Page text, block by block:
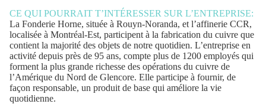
CE QUI POURRAIT T’INTÉRESSER SUR L’ENTREPRISE:
La Fonderie Horne, située à Rouyn-Noranda, et l’affinerie CCR,
localisée à Montréal-Est, participent à la fabrication du cuivre que
contient la majorité des objets de notre quotidien. L’entreprise en
activité depuis près de 95 ans, compte plus de 1200 employés qui
forment la plus grande richesse des opérations du cuivre de
l’Amérique du Nord de Glencore. Elle participe à fournir, de
façon responsable, un produit de base qui améliore la vie
quotidienne.